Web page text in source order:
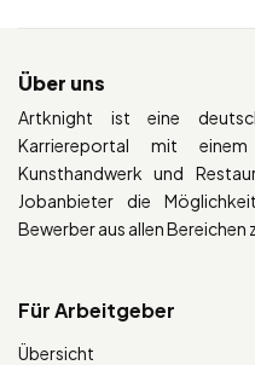
Über uns
Artknight ist eine
Karriereportal mit
Kunsthandwerk und
Jobanbieter die
Bewerber aus allen Bereichen
Für Arbeitgeber
Übersicht